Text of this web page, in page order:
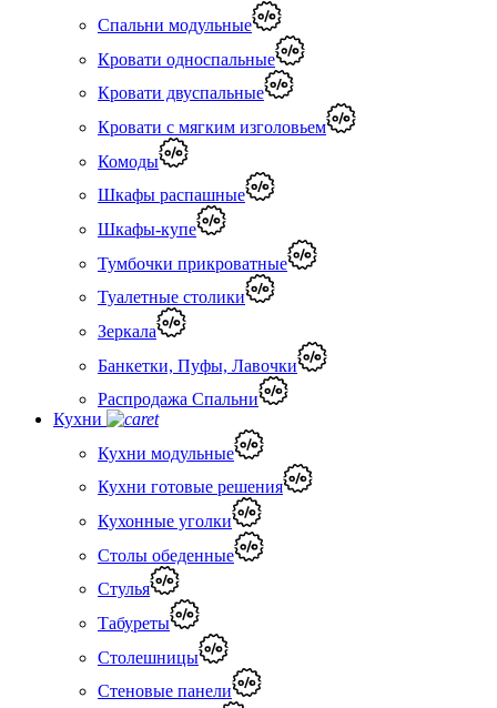
Спальни модульные
Кровати односпальные
Кровати двуспальные
Кровати с мягким изголовьем
Комоды
Шкафы распашные
Шкафы-купе
Тумбочки прикроватные
Туалетные столики
Зеркала
Банкетки, Пуфы, Лавочки
Распродажа Спальни
Кухни
Кухни модульные
Кухни готовые решения
Кухонные уголки
Столы обеденные
Стулья
Табуреты
Столешницы
Стеновые панели